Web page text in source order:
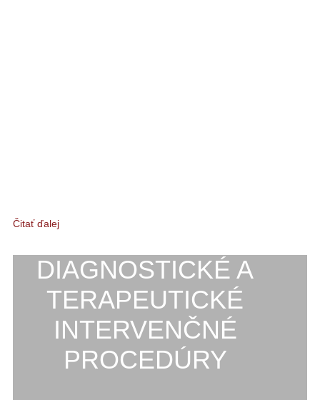
Čitať ďalej
DIAGNOSTICKÉ A
TERAPEUTICKÉ
INTERVENČNÉ
PROCEDÚRY